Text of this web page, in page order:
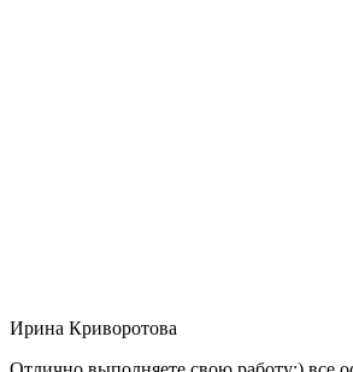
Ирина Криворотова